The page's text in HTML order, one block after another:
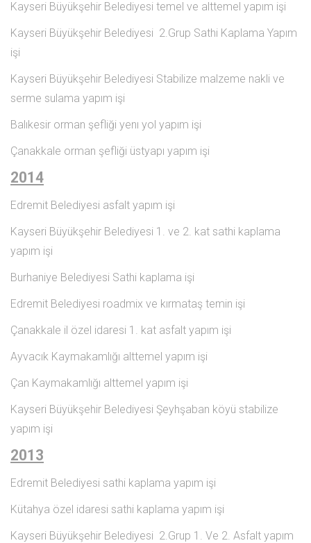
Kayseri Büyükşehir Belediyesi temel ve alttemel yapım işi
Kayseri Büyükşehir Belediyesi 2.Grup Sathi Kaplama Yapım
işi
Kayseri Büyükşehir Belediyesi Stabilize malzeme nakli ve
serme sulama yapım işi
Balıkesir orman şefliği yenı yol yapım işi
Çanakkale orman şefliği üstyapı yapım işi
2014
Edremit Belediyesi asfalt yapım işi
Kayseri Büyükşehir Belediyesi 1. ve 2. kat sathi kaplama
yapım işi
Burhaniye Belediyesi Sathi kaplama işi
Edremit Belediyesi roadmix ve kırmataş temin işi
Çanakkale il özel idaresi 1. kat asfalt yapım işi
Ayvacık Kaymakamlığı alttemel yapım işi
Çan Kaymakamlığı alttemel yapım işi
Kayseri Büyükşehir Belediyesi Şeyhşaban köyü stabilize
yapım işi
2013
Edremit Belediyesi sathi kaplama yapım işi
Kütahya özel idaresi sathi kaplama yapım işi
Kayseri Büyükşehir Belediyesi 2.Grup 1. Ve 2. Asfalt yapım